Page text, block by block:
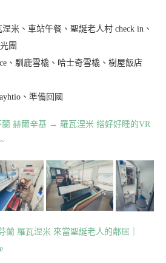
米、車站午餐、聖誕老人村 check in、
團
、馴鹿雪橇、哈士奇雪橇、樹屋飯店
、準備回國
赫爾辛基 → 羅瓦涅米 搭好好睡的VR
蘭 羅瓦涅米 來當聖誕老人的鄰居｜